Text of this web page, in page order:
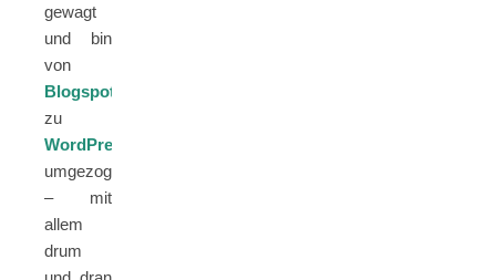
gewagt
und bin
von
Blogspot
zu
WordPress
umgezogen
– mit
allem
drum